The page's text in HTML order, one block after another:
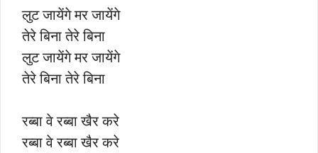
लुट जायेंगे मर जायेंगे
तेरे बिना तेरे बिना
लुट जायेंगे मर जायेंगे
तेरे बिना तेरे बिना
रब्बा वे रब्बा खैर करे
रब्बा वे रब्बा खैर करे